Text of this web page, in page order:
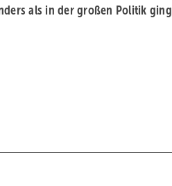
als in der großen Politik ging